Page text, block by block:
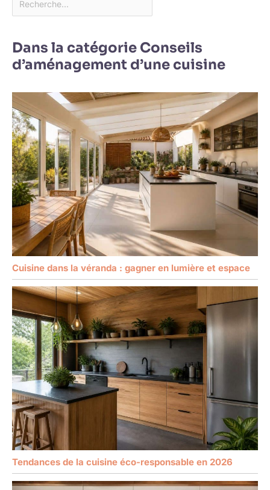
Dans la catégorie Conseils
d’aménagement d’une cuisine
Cuisine dans la véranda : gagner en lumière et espace
Tendances de la cuisine éco-responsable en 2026